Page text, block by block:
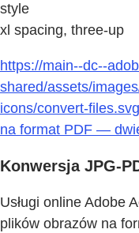
style
xl spacing, three-up
https://main--dc--
shared/assets/
icons/convert-
na format PDF —
Konwersja JPG-
Usługi online Adobe
plików obrazów na